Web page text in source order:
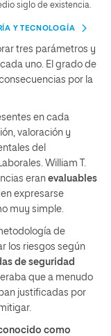
siglo de existencia.
Y TECNOLOGÍA
tres parámetros y
uno. El grado de
por la
en cada
valoración y
del
William T.
eran evaluables
expresarse
muy simple.
de
los riesgos según
de seguridad
que a menudo
justificadas por
como